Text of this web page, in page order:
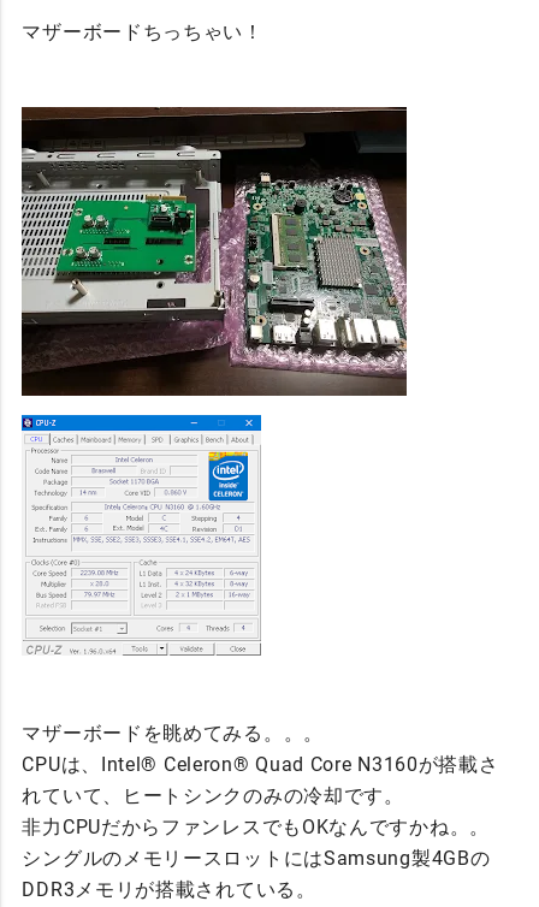
マザーボードちっちゃい！
マザーボードを眺めてみる。。。
CPUは、Intel® Celeron® Quad Core N3160が搭載さ
れていて、ヒートシンクのみの冷却です。
非力CPUだからファンレスでもOKなんですかね。。
シングルのメモリースロットにはSamsung製4GBの
DDR3メモリが搭載されている。